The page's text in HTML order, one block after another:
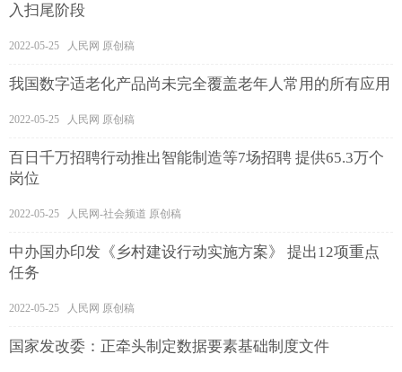
入扫尾阶段
2022-05-25 人民网 原创稿
我国数字适老化产品尚未完全覆盖老年人常用的所有应用
2022-05-25 人民网 原创稿
百日千万招聘行动推出智能制造等7场招聘 提供65.3万个
岗位
2022-05-25 人民网-社会频道 原创稿
中办国办印发《乡村建设行动实施方案》 提出12项重点
任务
2022-05-25 人民网 原创稿
国家发改委：正牵头制定数据要素基础制度文件